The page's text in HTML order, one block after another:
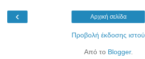
‹ Αρχική σελίδα
Προβολή έκδοσης ιστού
Από το Blogger.